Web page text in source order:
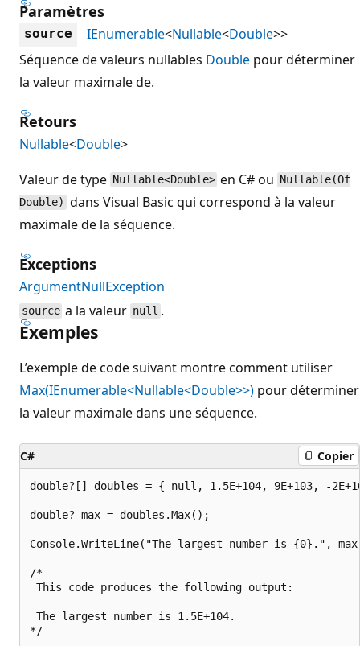
Paramètres
source IEnumerable<Nullable<Double>>
Séquence de valeurs nullables Double pour déterminer
la valeur maximale de.
Retours
Nullable<Double>
Valeur de type Nullable<Double> en C# ou Nullable(Of
Double) dans Visual Basic qui correspond à la valeur
maximale de la séquence.
Exceptions
ArgumentNullException
source a la valeur null .
Exemples
L’exemple de code suivant montre comment utiliser
Max(IEnumerable<Nullable<Double>>) pour déterminer
la valeur maximale dans une séquence.
C# Copier
double?[] doubles = { null, 1.5E+104, 9E+103, -
double? max = doubles.Max();
Console.WriteLine("The largest number is {0}.",
/*
This code produces the following output:
The largest number is 1.5E+104.